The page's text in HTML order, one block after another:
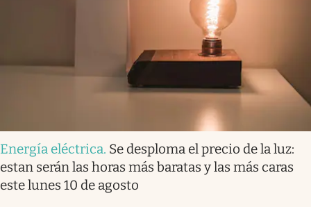
Energía eléctrica. Se desploma el precio de la luz:
estan serán las horas más baratas y las más caras
este lunes 10 de agosto